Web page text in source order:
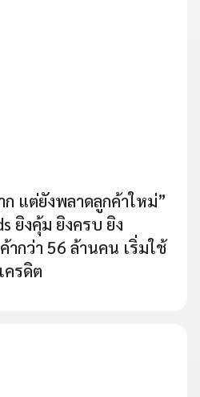
แต่ยังพลาดลูกค้าใหม่”
ยิงคุ้ม ยิงครบ ยิง
ากว่า 56 ล้านคน เริ่มใช้
รดิต